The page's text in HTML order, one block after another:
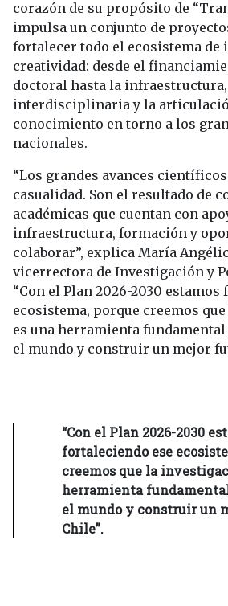
corazón de su propósito de
impulsa un conjunto de
fortalecer todo el ecosistema de
creatividad: desde el
doctoral hasta la
interdisciplinaria y la
conocimiento en torno a los
nacionales.
“Los grandes avances
casualidad. Son el resultado de
académicas que cuentan con
infraestructura, formación y
colaborar”, explica María
vicerrectora de Investigación y
“Con el Plan 2026-2030
ecosistema, porque creemos
es una herramienta
el mundo y construir un mejor
“Con el Plan 2026-2030
fortaleciendo ese
creemos que la
herramienta
el mundo y construir un
Chile”.